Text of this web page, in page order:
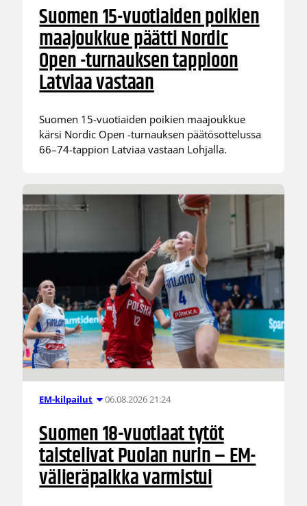
Suomen 15-vuotiaiden poikien
maajoukkue päätti Nordic
Open -turnauksen tappioon
Latviaa vastaan
Suomen 15-vuotiaiden poikien maajoukkue
kärsi Nordic Open -turnauksen päätösottelussa
66–74-tappion Latviaa vastaan Lohjalla.
EM-kilpailut 06.08.2026 21:24
Suomen 18-vuotiaat tytöt
taistelivat Puolan nurin – EM-
välieräpaikka varmistui